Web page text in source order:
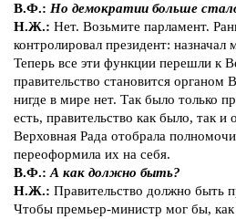
В.Ф.: Но демократии больше
Н.Ж.: Нет. Возьмите парламент.
контролировал президент: назначал
Теперь все эти функции перешли к
правительство становится органом
нигде в мире нет. Так было только
есть, правительство как было, так и
Верховная Рада отобрала
переоформила их на себя.
В.Ф.: А как должно быть?
Н.Ж.: Правительство должно быть
Чтобы премьер-министр мог бы, как